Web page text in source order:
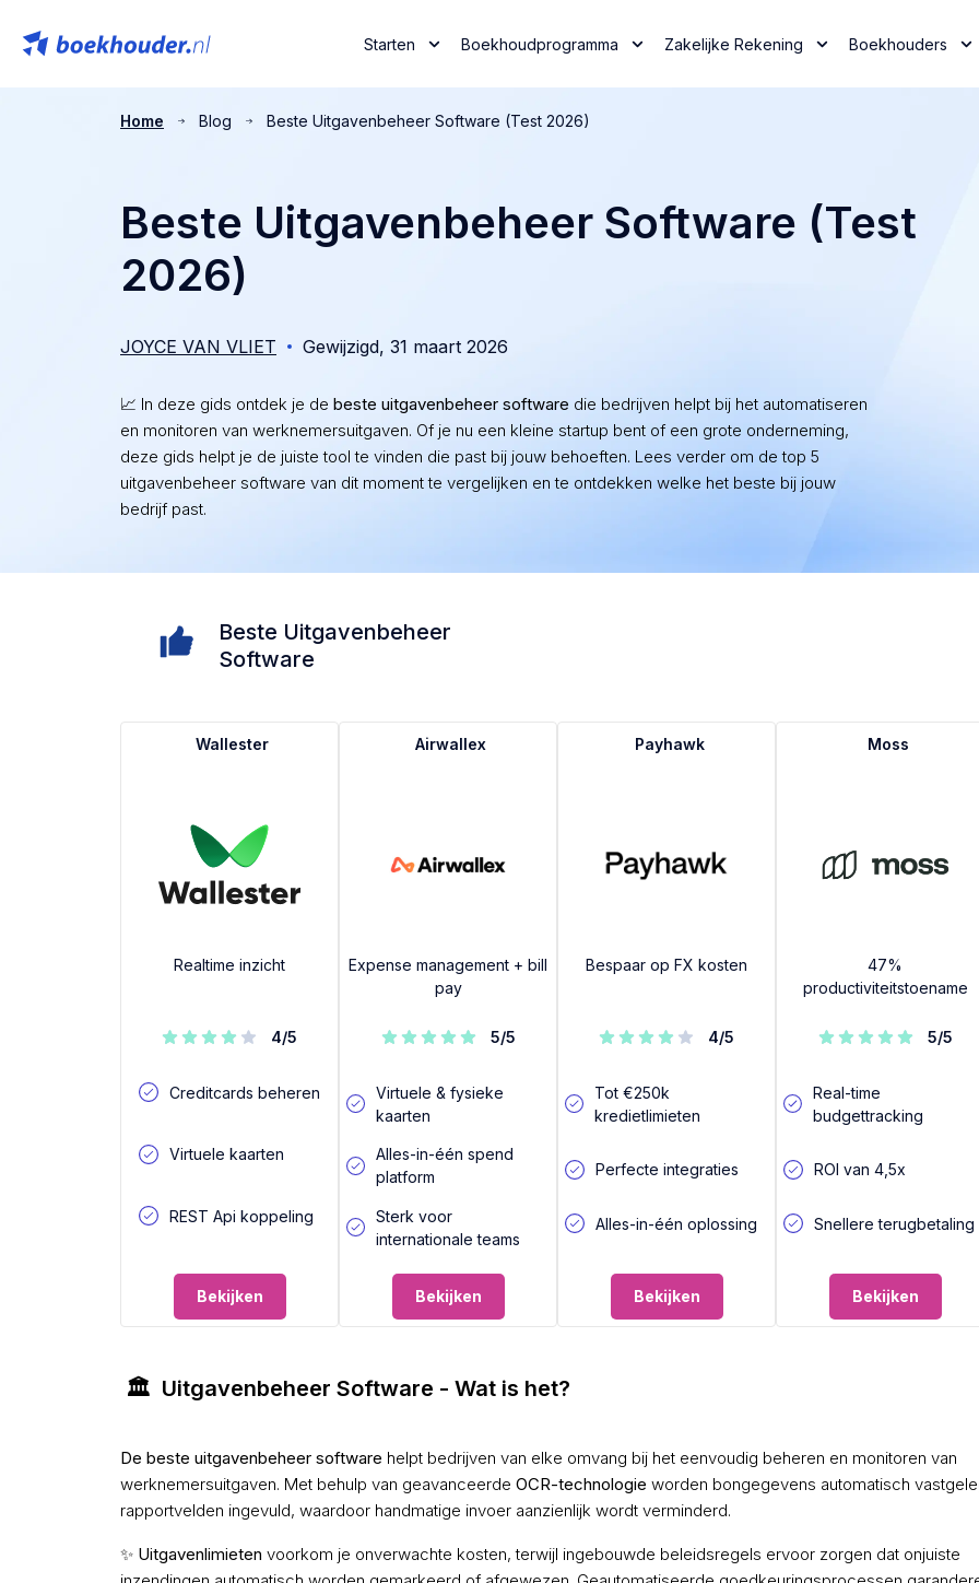
Starten Boekhoudprogramma Zakelijke Rekening Boekhouders
Home Blog Beste Uitgavenbeheer Software (Test 2026)
Beste Uitgavenbeheer Software (Test
2026)
JOYCE VAN VLIET Gewijzigd, 31 maart 2026
📈 In deze gids ontdek je de beste uitgavenbeheer software die bedrijven helpt bij het automatiseren
en monitoren van werknemersuitgaven. Of je nu een kleine startup bent of een grote onderneming,
deze gids helpt je de juiste tool te vinden die past bij jouw behoeften. Lees verder om de top 5
uitgavenbeheer software van dit moment te vergelijken en te ontdekken welke het beste bij jouw
bedrijf past.
Beste Uitgavenbeheer
Software
Wallester
Realtime inzicht
4/5
Creditcards beheren
Virtuele kaarten
REST Api koppeling
Bekijken
Airwallex
Expense management + bill
pay
5/5
Virtuele & fysieke
kaarten
Alles-in-één spend
platform
Sterk voor
internationale teams
Bekijken
Payhawk
Bespaar op FX kosten
4/5
Tot €250k
kredietlimieten
Perfecte integraties
Alles-in-één oplossing
Bekijken
Moss
47%
productiviteitstoename
5/5
Real-time
budgettracking
ROI van 4,5x
Snellere terugbetaling
Bekijken
🏛 Uitgavenbeheer Software - Wat is het?
De beste uitgavenbeheer software helpt bedrijven van elke omvang bij het eenvoudig beheren en monitoren van
werknemersuitgaven. Met behulp van geavanceerde OCR-technologie worden bongegevens automatisch
rapportvelden ingevuld, waardoor handmatige invoer aanzienlijk wordt verminderd.
✨ Uitgavenlimieten voorkom je onverwachte kosten, terwijl ingebouwde beleidsregels ervoor zorgen dat onjuiste